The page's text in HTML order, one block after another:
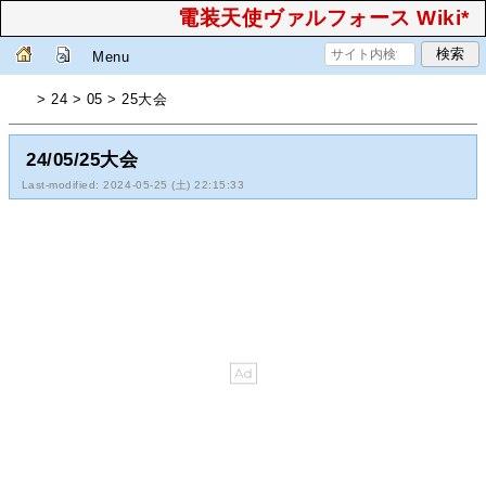
電装天使ヴァルフォース Wiki*
Menu
> 24 > 05 > 25大会
24/05/25大会
Last-modified: 2024-05-25 (土) 22:15:33